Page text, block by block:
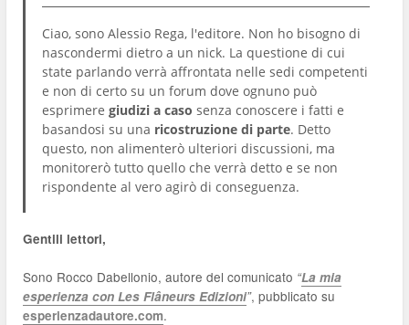
Ciao, sono Alessio Rega, l'editore. Non ho bisogno di
nascondermi dietro a un nick. La questione di cui
state parlando verrà affrontata nelle sedi competenti
e non di certo su un forum dove ognuno può
esprimere giudizi a caso senza conoscere i fatti e
basandosi su una ricostruzione di parte. Detto
questo, non alimenterò ulteriori discussioni, ma
monitorerò tutto quello che verrà detto e se non
rispondente al vero agirò di conseguenza.
Gentili lettori,
Sono Rocco Dabellonio, autore del comunicato “La mia
esperienza con Les Flâneurs Edizioni”, pubblicato su
esperienzadautore.com.